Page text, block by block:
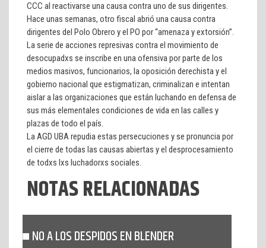
CCC al reactivarse una causa contra uno de sus dirigentes.
Hace unas semanas, otro fiscal abrió una causa contra
dirigentes del Polo Obrero y el PO por “amenaza y extorsión”.
La serie de acciones represivas contra el movimiento de
desocupadxs se inscribe en una ofensiva por parte de los
medios masivos, funcionarios, la oposición derechista y el
gobierno nacional que estigmatizan, criminalizan e intentan
aislar a las organizaciones que están luchando en defensa de
sus más elementales condiciones de vida en las calles y
plazas de todo el país.
La AGD UBA repudia estas persecuciones y se pronuncia por
el cierre de todas las causas abiertas y el desprocesamiento
de todxs lxs luchadorxs sociales.
NOTAS RELACIONADAS
NO A LOS DESPIDOS EN BLENDER